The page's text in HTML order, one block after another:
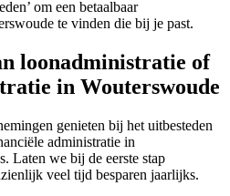
om een betaalbaar
te vinden die bij je past.
loonadministratie of
in Wouterswoude
genieten bij het uitbesteden
administratie in
Laten we bij de eerste stap
veel tijd besparen jaarlijks.